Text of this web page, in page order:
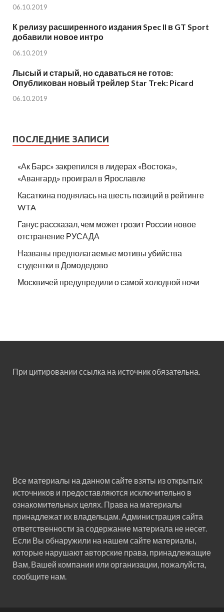
06.10.2019
К релизу расширенного издания Spec II в GT Sport
добавили новое интро
06.10.2019
Лысый и старый, но сдаваться не готов:
Опубликован новый трейлер Star Trek: Picard
06.10.2019
ПОСЛЕДНИЕ ЗАПИСИ
«Ак Барс» закрепился в лидерах «Востока»,
«Авангард» проиграл в Ярославле
Касаткина поднялась на шесть позиций в рейтинге
WTA
Ганус рассказал, чем может грозит России новое
отстранение РУСАДА
Названы предполагаемые мотивы убийства
студентки в Домодедово
Москвичей предупредили о самой холодной ночи
При цитировании ссылка на источник обязательна.
Все материалы на данном сайте взяты из открытых
источников и предоставляются исключительно в
ознакомительных целях. Права на материалы
принадлежат их владельцам. Администрация сайта
ответственности за содержание материала не несет.
Если Вы обнаружили на нашем сайте материалы,
которые нарушают авторские права, принадлежащие
Вам, Вашей компании или организации, пожалуйста,
сообщите нам.